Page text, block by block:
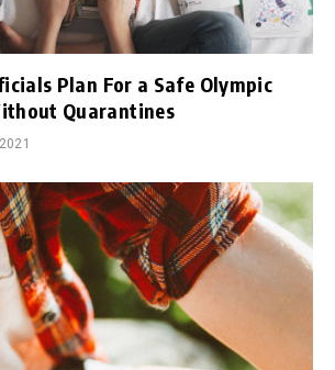
Plan For a Safe Olympic
Quarantines